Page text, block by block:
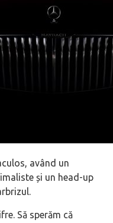
având un
și un head-up
Să sperăm că